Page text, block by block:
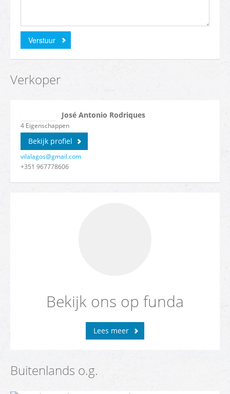
Verstuur
Verkoper
José Antonio Rodriques
4 Eigenschappen
Bekijk profiel
vilalagos@gmail.com
+351 967778606
Bekijk ons op funda
Lees meer
Buitenlands o.g.